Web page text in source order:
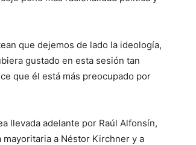
que dejemos de lado la ideología,
gustado en esta sesión tan
que él está más preocupado por
llevada adelante por Raúl Alfonsín,
a Néstor Kirchner y a